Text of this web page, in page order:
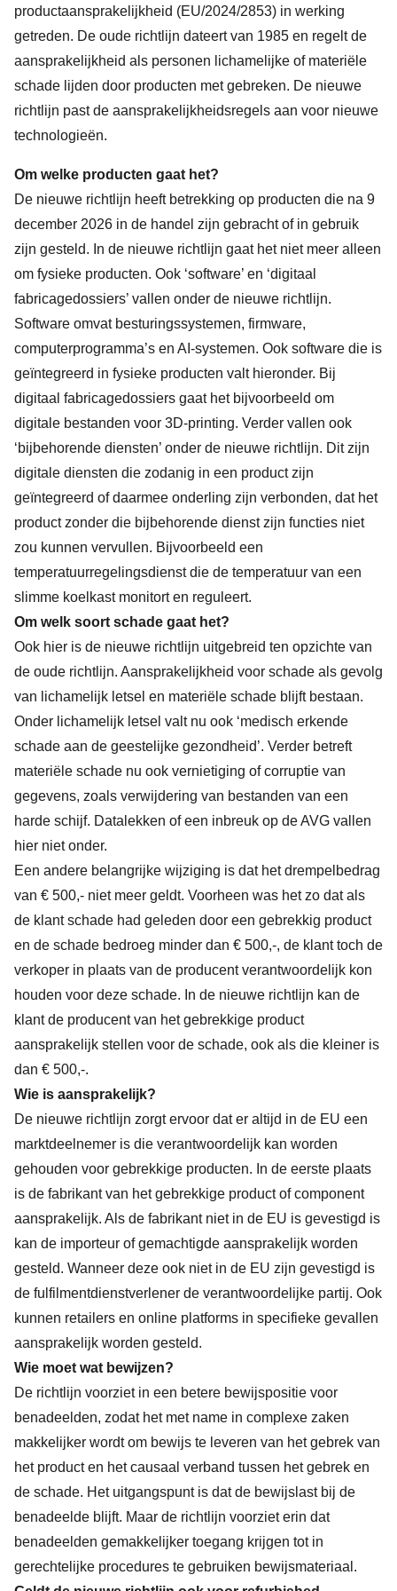
productaansprakelijkheid (EU/2024/2853) in werking
getreden. De oude richtlijn dateert van 1985 en regelt de
aansprakelijkheid als personen lichamelijke of materiële
schade lijden door producten met gebreken. De nieuwe
richtlijn past de aansprakelijkheidsregels aan voor nieuwe
technologieën.
Om welke producten gaat het?
De nieuwe richtlijn heeft betrekking op producten die na 9
december 2026 in de handel zijn gebracht of in gebruik
zijn gesteld. In de nieuwe richtlijn gaat het niet meer alleen
om fysieke producten. Ook ‘software’ en ‘digitaal
fabricagedossiers’ vallen onder de nieuwe richtlijn.
Software omvat besturingssystemen, firmware,
computerprogramma’s en AI-systemen. Ook software die is
geïntegreerd in fysieke producten valt hieronder. Bij
digitaal fabricagedossiers gaat het bijvoorbeeld om
digitale bestanden voor 3D-printing. Verder vallen ook
‘bijbehorende diensten’ onder de nieuwe richtlijn. Dit zijn
digitale diensten die zodanig in een product zijn
geïntegreerd of daarmee onderling zijn verbonden, dat het
product zonder die bijbehorende dienst zijn functies niet
zou kunnen vervullen. Bijvoorbeeld een
temperatuurregelingsdienst die de temperatuur van een
slimme koelkast monitort en reguleert.
Om welk soort schade gaat het?
Ook hier is de nieuwe richtlijn uitgebreid ten opzichte van
de oude richtlijn. Aansprakelijkheid voor schade als gevolg
van lichamelijk letsel en materiële schade blijft bestaan.
Onder lichamelijk letsel valt nu ook ‘medisch erkende
schade aan de geestelijke gezondheid’. Verder betreft
materiële schade nu ook vernietiging of corruptie van
gegevens, zoals verwijdering van bestanden van een
harde schijf. Datalekken of een inbreuk op de AVG vallen
hier niet onder.
Een andere belangrijke wijziging is dat het drempelbedrag
van € 500,- niet meer geldt. Voorheen was het zo dat als
de klant schade had geleden door een gebrekkig product
en de schade bedroeg minder dan € 500,-, de klant toch de
verkoper in plaats van de producent verantwoordelijk kon
houden voor deze schade. In de nieuwe richtlijn kan de
klant de producent van het gebrekkige product
aansprakelijk stellen voor de schade, ook als die kleiner is
dan € 500,-.
Wie is aansprakelijk?
De nieuwe richtlijn zorgt ervoor dat er altijd in de EU een
marktdeelnemer is die verantwoordelijk kan worden
gehouden voor gebrekkige producten. In de eerste plaats
is de fabrikant van het gebrekkige product of component
aansprakelijk. Als de fabrikant niet in de EU is gevestigd is
kan de importeur of gemachtigde aansprakelijk worden
gesteld. Wanneer deze ook niet in de EU zijn gevestigd is
de fulfilmentdienstverlener de verantwoordelijke partij. Ook
kunnen retailers en online platforms in specifieke gevallen
aansprakelijk worden gesteld.
Wie moet wat bewijzen?
De richtlijn voorziet in een betere bewijspositie voor
benadeelden, zodat het met name in complexe zaken
makkelijker wordt om bewijs te leveren van het gebrek van
het product en het causaal verband tussen het gebrek en
de schade. Het uitgangspunt is dat de bewijslast bij de
benadeelde blijft. Maar de richtlijn voorziet erin dat
benadeelden gemakkelijker toegang krijgen tot in
gerechtelijke procedures te gebruiken bewijsmateriaal.